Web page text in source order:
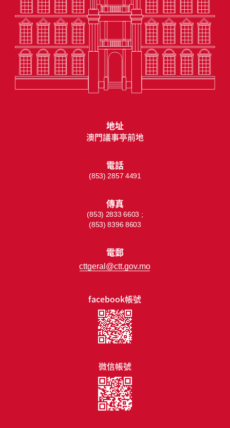
facebook帳號
微信帳號
地址
澳門議事亭前地
電話
(853) 2857 4491
傳真
(853) 2833 6603 ;
(853) 8396 8603
電郵
cttgeral@ctt.gov.mo